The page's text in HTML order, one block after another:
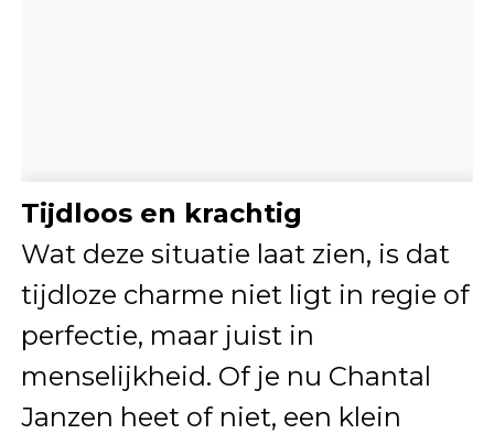
Tijdloos en krachtig
Wat deze situatie laat zien, is dat
tijdloze charme niet ligt in regie of
perfectie, maar juist in
menselijkheid. Of je nu Chantal
Janzen heet of niet, een klein